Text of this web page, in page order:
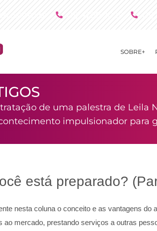
SOBRE+
de uma palestra de Leila
impulsionador para
está preparado?
nesta coluna o conceito e as vantagens
ao mercado, prestando serviços a outras